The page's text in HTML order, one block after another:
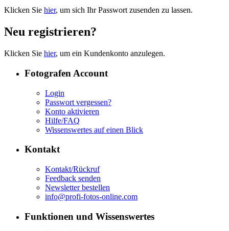
Klicken Sie hier, um sich Ihr Passwort zusenden zu lassen.
Neu registrieren?
Klicken Sie hier, um ein Kundenkonto anzulegen.
Fotografen Account
Login
Passwort vergessen?
Konto aktivieren
Hilfe/FAQ
Wissenswertes auf einen Blick
Kontakt
Kontakt/Rückruf
Feedback senden
Newsletter bestellen
info@profi-fotos-online.com
Funktionen und Wissenswertes